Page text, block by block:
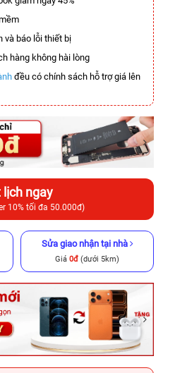
và báo lỗi thiết bị
hàng không hài lòng
đều có chính sách hỗ trợ giá lên
ngay
10% tối đa 50.000đ)
Sửa giao nhận tại nhà
Giá 0đ (dưới 5km)